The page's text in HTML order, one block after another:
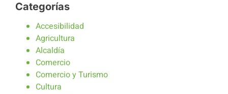
Categorías
Accesibilidad
Agricultura
Alcaldía
Comercio
Comercio y Turismo
Cultura